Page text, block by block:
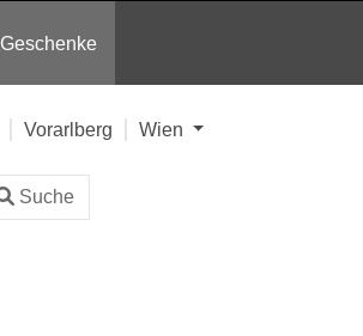
Geschenke
Vorarlberg Wien
Suche